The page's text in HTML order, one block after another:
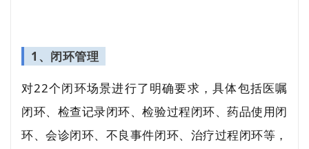
1、闭环管理
对22个闭环场景进行了明确要求，具体包括医嘱
闭环、检查记录闭环、检验过程闭环、药品使用闭
环、会诊闭环、不良事件闭环、治疗过程闭环等，